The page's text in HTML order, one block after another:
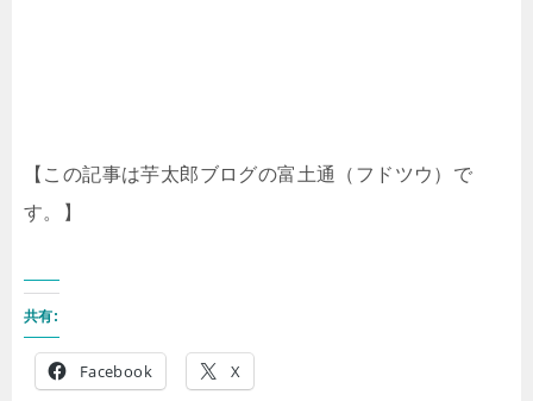
【この記事は芋太郎ブログの富土通（フドツウ）で
す。】
共有:
Facebook X